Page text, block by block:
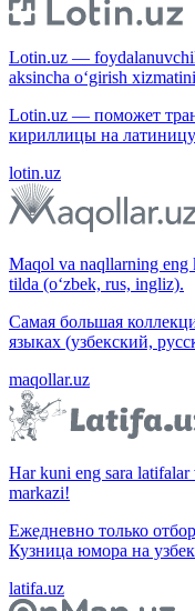
Lotin.uz —
aksincha o‘girish
Lotin.uz — поможет
кириллицы на
lotin.uz
Maqol va naqllarning eng
tilda (o‘zbek, rus, ingliz).
Самая большая
языках (узбекский,
maqollar.uz
Har kuni eng sara
markazi!
Ежедневно только
Кузница юмора на
latifa.uz